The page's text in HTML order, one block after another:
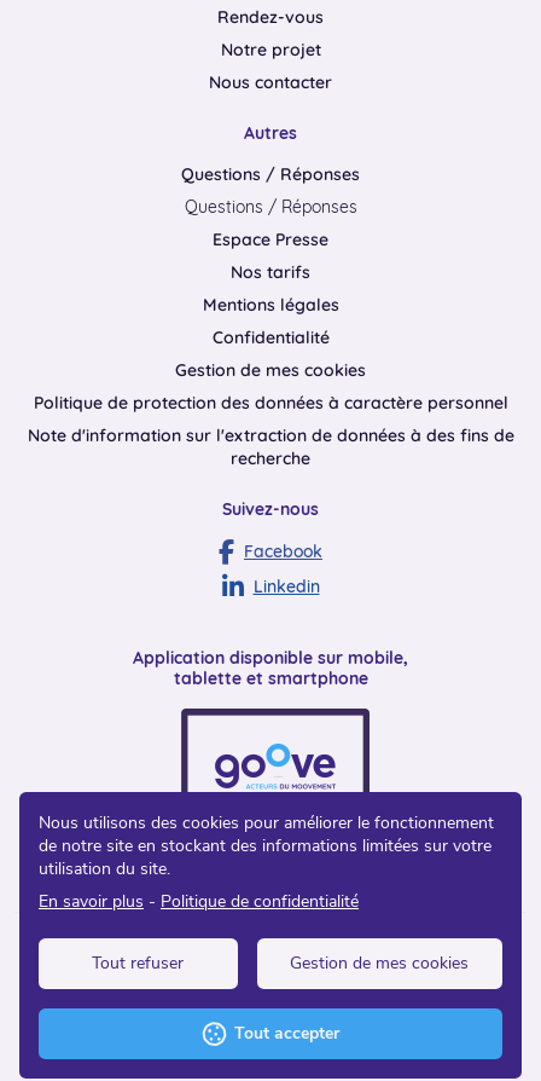
Rendez-vous
Notre projet
Nous contacter
Autres
Questions / Réponses
Questions / Réponses
Espace Presse
Nos tarifs
Mentions légales
Confidentialité
Gestion de mes cookies
Politique de protection des données à caractère personnel
Note d'information sur l'extraction de données à des fins de
recherche
Suivez-nous
Facebook
Linkedin
Application disponible sur mobile,
tablette et smartphone
Accompagnez le pilotage de vos politiques sportives
à grande échelle, avec le réseau Goove.
JE DEVIENS GESTIONNAIRE DE PRATIQUANTS
Nous utilisons des cookies pour améliorer le fonctionnement
de notre site en stockant des informations limitées sur votre
utilisation du site.
Politique de confidentialité
En savoir plus
Gestion de mes cookies
Tout refuser
Tout accepter